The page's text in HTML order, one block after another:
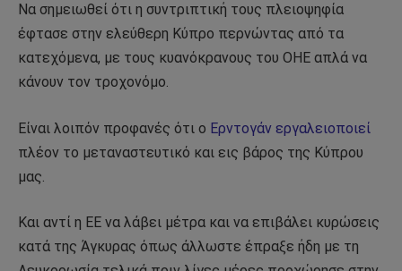
Να σημειωθεί ότι η συντριπτική τους πλειοψηφία
έφτασε στην ελεύθερη Κύπρο περνώντας από τα
κατεχόμενα, με τους κυανόκρανους του ΟΗΕ απλά να
κάνουν τον τροχονόμο.
Είναι λοιπόν προφανές ότι ο Ερντογάν εργαλειοποιεί
πλέον το μεταναστευτικό και εις βάρος της Κύπρου
μας.
Και αντί η ΕΕ να λάβει μέτρα και να επιβάλει κυρώσεις
κατά της Άγκυρας όπως άλλωστε έπραξε ήδη με τη